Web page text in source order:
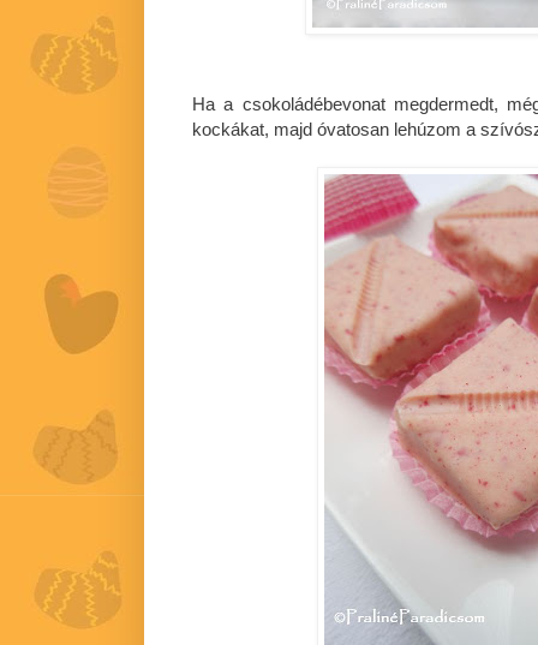
Ha a csokoládébevonat megdermedt,
kockákat, majd óvatosan lehúzom a